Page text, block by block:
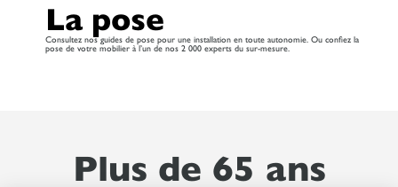
La pose
Consultez nos guides de pose pour une installation en toute autonomie. Ou confiez la
pose de votre mobilier à l’un de nos 2 000 experts du sur-mesure.
Plus de 65 ans